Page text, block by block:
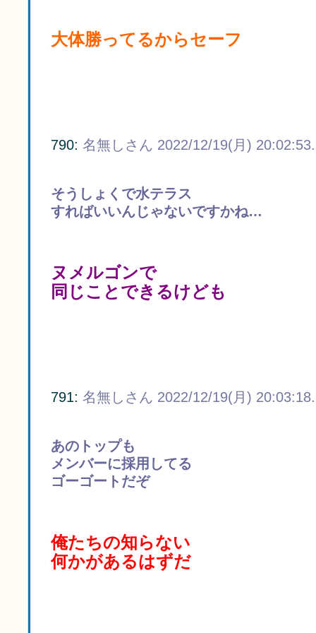
大体勝ってるからセーフ
790: 名無しさん 2022/12/19(月)
そうしょくで水テラス
すればいいんじゃないですかね…
ヌメルゴンで
同じことできるけども
791: 名無しさん 2022/12/19(月)
あのトップも
メンバーに採用してる
ゴーゴートだぞ
俺たちの知らない
何かがあるはずだ